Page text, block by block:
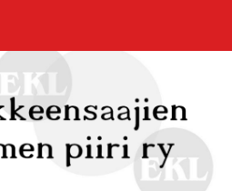
Kymen piiri